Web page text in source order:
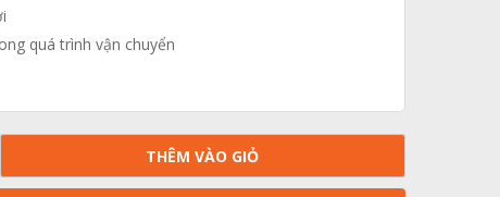
quá trình vận chuyển
THÊM VÀO GIỎ